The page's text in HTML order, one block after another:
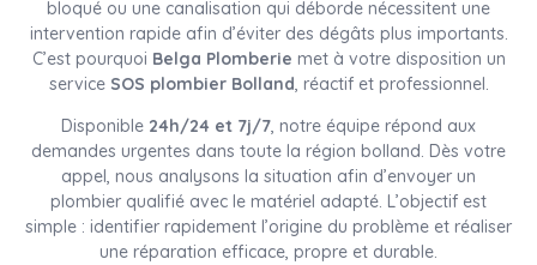
bloqué ou une canalisation qui déborde nécessitent une
intervention rapide afin d’éviter des dégâts plus importants.
C’est pourquoi Belga Plomberie met à votre disposition un
service SOS plombier Bolland, réactif et professionnel.
Disponible 24h/24 et 7j/7, notre équipe répond aux
demandes urgentes dans toute la région bolland. Dès votre
appel, nous analysons la situation afin d’envoyer un
plombier qualifié avec le matériel adapté. L’objectif est
simple : identifier rapidement l’origine du problème et réaliser
une réparation efficace, propre et durable.